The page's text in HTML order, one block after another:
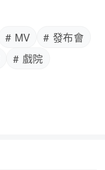
# MV
# 發布會
# 戲院